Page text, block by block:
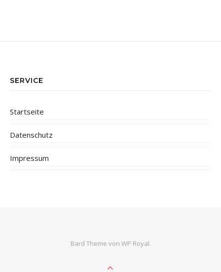
SERVICE
Startseite
Datenschutz
Impressum
Bard Theme von WP Royal.